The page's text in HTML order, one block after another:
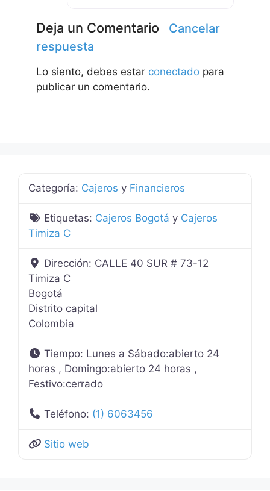
Deja un Comentario
Cancelar
respuesta
Lo siento, debes estar conectado para
publicar un comentario.
Categoría: Cajeros y Financieros
Etiquetas: Cajeros Bogotá y Cajeros
Timiza C
Dirección: CALLE 40 SUR # 73-12
Timiza C
Bogotá
Distrito capital
Colombia
Tiempo: Lunes a Sábado:abierto 24
horas , Domingo:abierto 24 horas ,
Festivo:cerrado
Teléfono: (1) 6063456
Sitio web